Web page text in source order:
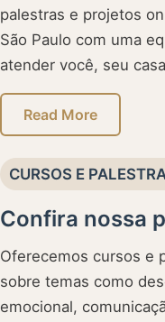
palestras e projetos
São Paulo com uma
atender você, seu
Read More
CURSOS E
Confira nossa
Oferecemos cursos e
sobre temas como
emocional,